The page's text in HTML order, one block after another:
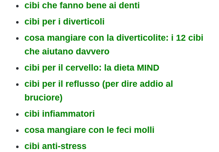
cibi che fanno bene ai denti
cibi per i diverticoli
cosa mangiare con la diverticolite: i 12 cibi
che aiutano davvero
cibi per il cervello: la dieta MIND
cibi per il reflusso (per dire addio al
bruciore)
cibi infiammatori
cosa mangiare con le feci molli
cibi anti-stress